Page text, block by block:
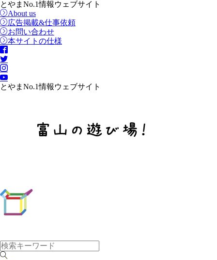
とやまNo.1情報ウェブサイト
About us
広告掲載&仕事依頼
お問い合わせ
本サイトの仕様
とやまNo.1情報ウェブサイト